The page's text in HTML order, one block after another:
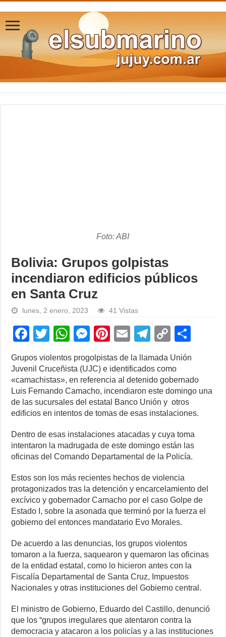
Foto: ABI
Bolivia: Grupos golpistas
incendiaron edificios públicos
en Santa Cruz
lunes, 2 enero, 2023 41 Vistas
F
c
e
b
o
o
k
T
wi
tt
er
W
at
s
A
p
p
M
e
ss
e
n
g
er
Pi
nt
er
e
st
E
m
ail
T
el
e
gr
a
m
C
o
p
y
Li
n
k
ar
e
Grupos violentos progolpistas de la llamada Unión
Juvenil Cruceñista (UJC) e identificados como
«camachistas», en referencia al detenido gobernado
Luis Fernando Camacho, incendiaron este domingo una
de las sucursales del estatal Banco Unión y otros
edificios en intentos de tomas de esas instalaciones.
Dentro de esas instalaciones atacadas y cuya toma
intentaron la madrugada de este domingo están las
oficinas del Comando Departamental de la Policía.
Estos son los más recientes hechos de violencia
protagonizados tras la detención y encarcelamiento del
excívico y gobernador Camacho por el caso Golpe de
Estado I, sobre la asonada que terminó por la fuerza el
gobierno del entonces mandatario Evo Morales.
De acuerdo a las denuncias, los grupos violentos
tomaron a la fuerza, saquearon y quemaron las oficinas
de la entidad estatal, como lo hicieron antes con la
Fiscalía Departamental de Santa Cruz, Impuestos
Nacionales y otras instituciones del Gobierno central.
El ministro de Gobierno, Eduardo del Castillo, denunció
que los “grupos irregulares que atentaron contra la
democracia y atacaron a los policías y a las instituciones